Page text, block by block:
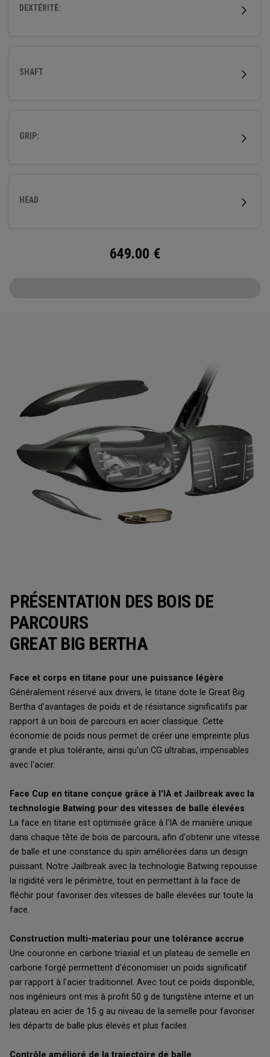
DEXTÉRITÉ:
SHAFT
GRIP:
HEAD
649.00 €
PRÉSENTATION DES BOIS DE
PARCOURS
GREAT BIG BERTHA
Face et corps en titane pour une puissance légère
Généralement réservé aux drivers, le titane dote le Great Big
Bertha d'avantages de poids et de résistance significatifs par
rapport à un bois de parcours en acier classique. Cette
économie de poids nous permet de créer une empreinte plus
grande et plus tolérante, ainsi qu'un CG ultrabas, impensables
avec l'acier.
Face Cup en titane conçue grâce à l'IA et Jailbreak avec la
technologie Batwing pour des vitesses de balle élevées
La face en titane est optimisée grâce à l'IA de manière unique
dans chaque tête de bois de parcours, afin d'obtenir une vitesse
de balle et une constance du spin améliorées dans un design
puissant. Notre Jailbreak avec la technologie Batwing repousse
la rigidité vers le périmètre, tout en permettant à la face de
fléchir pour favoriser des vitesses de balle élevées sur toute la
face.
Construction multi-materiau pour une tolérance accrue
Une couronne en carbone triaxial et un plateau de semelle en
carbone forgé permettent d'économiser un poids significatif
par rapport à l'acier traditionnel. Avec tout ce poids disponible,
nos ingénieurs ont mis à profit 50 g de tungstène interne et un
plateau en acier de 15 g au niveau de la semelle pour favoriser
les départs de balle plus élevés et plus faciles.
Contrôle amélioré de la trajectoire de balle